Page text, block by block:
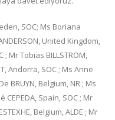
SOC; Ms Boriana
United Kingdom,
; Mr Tobias BILLSTRÖM,
Andorra, SOC ; Ms Anne
BRUYN, Belgium, NR ; Ms
CEPEDA, Spain, SOC ; Mr
Belgium, ALDE ; Mr